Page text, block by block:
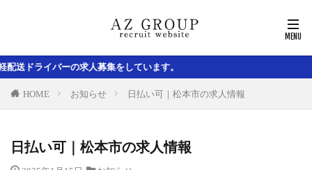
しています。
HOME お知らせ 日払い可｜松本市の求人情報
日払い可｜松本市の求人情報